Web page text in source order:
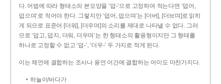
다. 어법에 따라 형태소의 본모양을 ‘덥-­’으로 고정하여 적는다면 ‘덥어,
덥으며’로 적어야 한다. 그렇지만 ‘덥어, 덥으며’는 [더버], [더브며]로 읽히
게 되므로 표준어 [더워], [더우며]의 소리를 제대로 나타낼 수 없다. 그러
므로 ‘덥고, 덥지, 더워, 더우며’는 한 형태소의 활용형이지만 그 형태를
하나로 고정할 수 없고 ‘덥-’, ‘더우-’ 두 가지로 적게 된다.
이는 체언에 결합하는 조사나 용언 어간에 결합하는 어미도 마찬가지다.
하늘이/바다가